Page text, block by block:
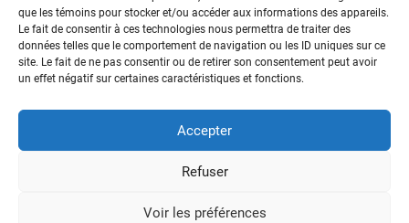
que les témoins pour stocker et/ou accéder aux informations des appareils.
Le fait de consentir à ces technologies nous permettra de traiter des
données telles que le comportement de navigation ou les ID uniques sur ce
site. Le fait de ne pas consentir ou de retirer son consentement peut avoir
un effet négatif sur certaines caractéristiques et fonctions.
Accepter
Refuser
Voir les préférences
Soutenez la formation des étudiant·es
Encouragez un généreux programme de bourses
Faire un don
Chaire de recherche sur la DSPG
Politique de témoins